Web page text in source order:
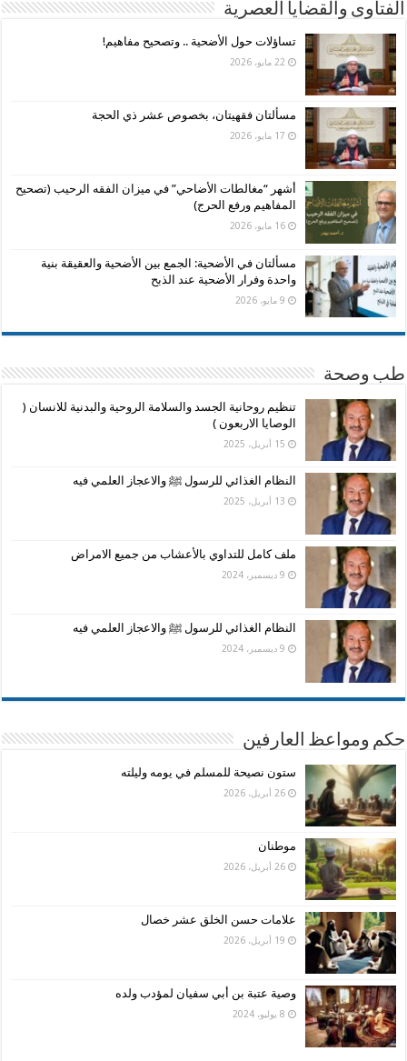
الفتاوى والقضايا العصرية
تساؤلات حول الأضحية .. وتصحيح مفاهيم!
22 مايو، 2026
مسألتان فقهيتان، بخصوص عشر ذي الحجة
17 مايو، 2026
أشهر “مغالطات الأضاحي” في ميزان الفقه الرحيب (تصحيح
المفاهيم ورفع الحرج)
16 مايو، 2026
مسألتان في الأضحية: الجمع بين الأضحية والعقيقة بنية
واحدة وفرار الأضحية عند الذبح
9 مايو، 2026
طب وصحة
تنظيم روحانية الجسد والسلامة الروحية والبدنية للانسان (
الوصايا الاربعون )
15 أبريل، 2025
النظام الغذائي للرسول ﷺ والاعجاز العلمي فيه
13 أبريل، 2025
ملف كامل للتداوي بالأعشاب من جميع الامراض
9 ديسمبر، 2024
النظام الغذائي للرسول ﷺ والاعجاز العلمي فيه
9 ديسمبر، 2024
حكم ومواعظ العارفين
ستون نصيحة للمسلم في يومه وليلته
26 أبريل، 2026
موطنان
26 أبريل، 2026
علامات حسن الخلق عشر خصال
19 أبريل، 2026
وصية عتبة بن أبي سفيان لمؤدب ولده
8 يوليو، 2024